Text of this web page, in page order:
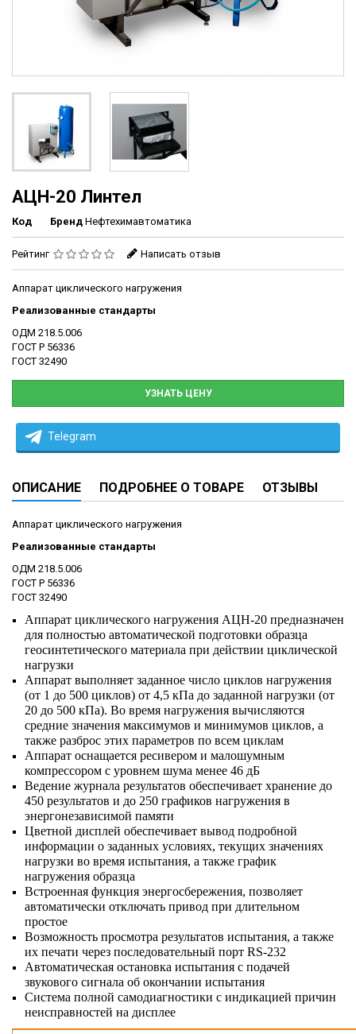
АЦН-20 Линтел
Код Бренд Нефтехимавтоматика
Рейтинг Написать отзыв
Аппарат циклического нагружения
Реализованные стандарты
ОДМ 218.5.006
ГОСТ Р 56336
ГОСТ 32490
УЗНАТЬ ЦЕНУ
Telegram
ОПИСАНИЕ ПОДРОБНЕЕ О ТОВАРЕ ОТЗЫВЫ
Аппарат циклического нагружения
Реализованные стандарты
ОДМ 218.5.006
ГОСТ Р 56336
ГОСТ 32490
Аппарат циклического нагружения АЦН-20 предназначен
для полностью автоматической подготовки образца
геосинтетического материала при действии циклической
нагрузки
Аппарат выполняет заданное число циклов нагружения
(от 1 до 500 циклов) от 4,5 кПа до заданной нагрузки (от
20 до 500 кПа). Во время нагружения вычисляются
средние значения максимумов и минимумов циклов, а
также разброс этих параметров по всем циклам
Аппарат оснащается ресивером и малошумным
компрессором с уровнем шума менее 46 дБ
Ведение журнала результатов обеспечивает хранение до
450 результатов и до 250 графиков нагружения в
энергонезависимой памяти
Цветной дисплей обеспечивает вывод подробной
информации о заданных условиях, текущих значениях
нагрузки во время испытания, а также график
нагружения образца
Встроенная функция энергосбережения, позволяет
автоматически отключать привод при длительном
простое
Возможность просмотра результатов испытания, а также
их печати через последовательный порт RS-232
Автоматическая остановка испытания с подачей
звукового сигнала об окончании испытания
Система полной самодиагностики с индикацией причин
неисправностей на дисплее